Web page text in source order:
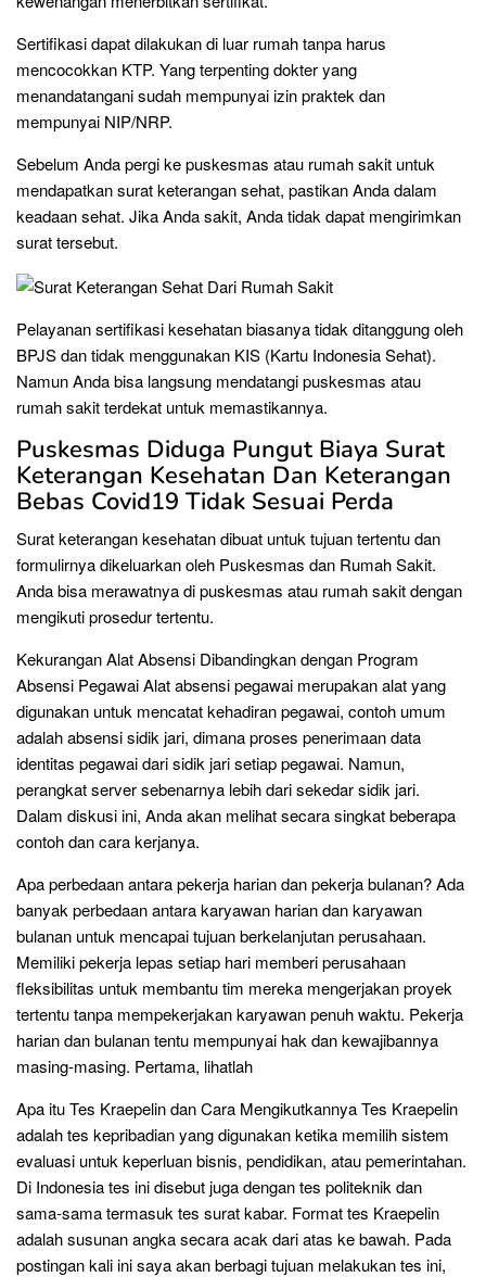
Sertifikasi dapat dilakukan di luar rumah tanpa harus
mencocokkan KTP. Yang terpenting dokter yang
menandatangani sudah mempunyai izin praktek dan
mempunyai NIP/NRP.
Sebelum Anda pergi ke puskesmas atau rumah sakit untuk
mendapatkan surat keterangan sehat, pastikan Anda dalam
keadaan sehat. Jika Anda sakit, Anda tidak dapat mengirimkan
surat tersebut.
Pelayanan sertifikasi kesehatan biasanya tidak ditanggung oleh
BPJS dan tidak menggunakan KIS (Kartu Indonesia Sehat).
Namun Anda bisa langsung mendatangi puskesmas atau
rumah sakit terdekat untuk memastikannya.
Puskesmas Diduga Pungut Biaya Surat
Keterangan Kesehatan Dan Keterangan
Bebas Covid19 Tidak Sesuai Perda
Surat keterangan kesehatan dibuat untuk tujuan tertentu dan
formulirnya dikeluarkan oleh Puskesmas dan Rumah Sakit.
Anda bisa merawatnya di puskesmas atau rumah sakit dengan
mengikuti prosedur tertentu.
Kekurangan Alat Absensi Dibandingkan dengan Program
Absensi Pegawai Alat absensi pegawai merupakan alat yang
digunakan untuk mencatat kehadiran pegawai, contoh umum
adalah absensi sidik jari, dimana proses penerimaan data
identitas pegawai dari sidik jari setiap pegawai. Namun,
perangkat server sebenarnya lebih dari sekedar sidik jari.
Dalam diskusi ini, Anda akan melihat secara singkat beberapa
contoh dan cara kerjanya.
Apa perbedaan antara pekerja harian dan pekerja bulanan? Ada
banyak perbedaan antara karyawan harian dan karyawan
bulanan untuk mencapai tujuan berkelanjutan perusahaan.
Memiliki pekerja lepas setiap hari memberi perusahaan
fleksibilitas untuk membantu tim mereka mengerjakan proyek
tertentu tanpa mempekerjakan karyawan penuh waktu. Pekerja
harian dan bulanan tentu mempunyai hak dan kewajibannya
masing-masing. Pertama, lihatlah
Apa itu Tes Kraepelin dan Cara Mengikutkannya Tes Kraepelin
adalah tes kepribadian yang digunakan ketika memilih sistem
evaluasi untuk keperluan bisnis, pendidikan, atau pemerintahan.
Di Indonesia tes ini disebut juga dengan tes politeknik dan
sama-sama termasuk tes surat kabar. Format tes Kraepelin
adalah susunan angka secara acak dari atas ke bawah. Pada
postingan kali ini saya akan berbagi tujuan melakukan tes ini,